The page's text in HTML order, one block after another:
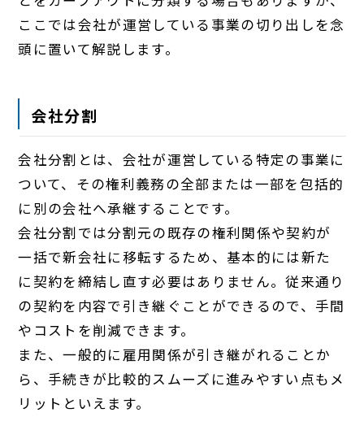
ここでは会社が運営している事業の切り出しを念
頭に置いて解説します。
会社分割
会社分割とは、会社が運営している特定の事業に
ついて、その権利義務の全部または一部を包括的
に別の会社へ承継することです。
会社分割では分割元の既存の権利関係や契約が
一括で新会社に移転するため、基本的には新た
に契約を締結し直す必要はありません。従来通り
の契約を内容で引き継ぐことができるので、手間
やコストを削減できます。
また、一般的に雇用関係が引き継がれることか
ら、手続きが比較的スムーズに進みやすい点もメ
リットといえます。